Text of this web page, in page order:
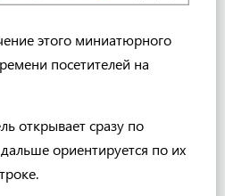
этого миниатюрного
посетителей на
открывает сразу по
ориентируется по их